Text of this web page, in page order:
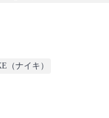
（ナイキ）